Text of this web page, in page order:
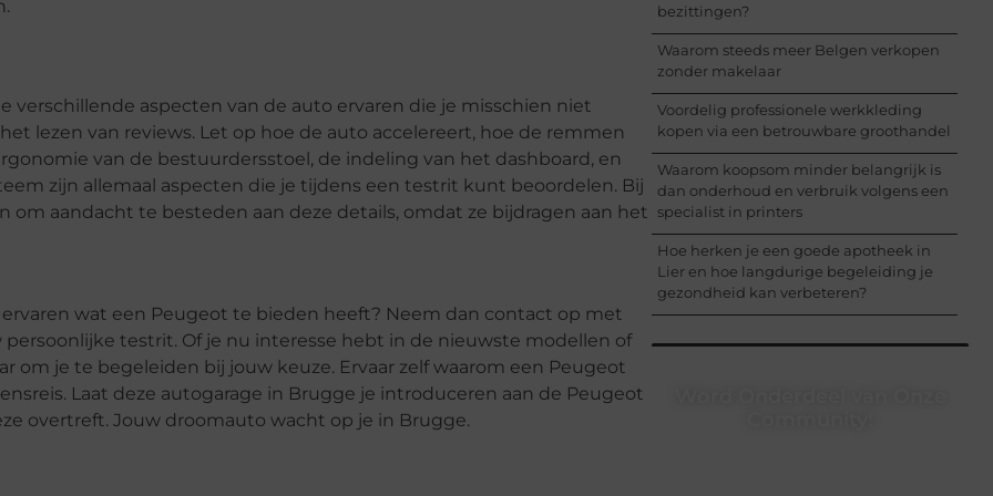
verschillende aspecten van de auto ervaren die je misschien niet
lezen van reviews. Let op hoe de auto accelereert, hoe de remmen
van de bestuurdersstoel, de indeling van het dashboard, en
zijn allemaal aspecten die je tijdens een testrit kunt beoordelen. Bij
om aandacht te besteden aan deze details, omdat ze bijdragen aan het
wat een Peugeot te bieden heeft? Neem dan contact op met
testrit. Of je nu interesse hebt in de nieuwste modellen of
om je te begeleiden bij jouw keuze. Ervaar zelf waarom een Peugeot
Laat deze autogarage in Brugge je introduceren aan de Peugeot
overtreft. Jouw droomauto wacht op je in Brugge.
bezittingen?
Waarom steeds meer Belgen verkopen
zonder makelaar
Voordelig professionele werkkleding
kopen via een betrouwbare groothandel
Waarom koopsom minder belangrijk is
dan onderhoud en verbruik volgens een
specialist in printers
Hoe herken je een goede apotheek in
Lier en hoe langdurige begeleiding je
gezondheid kan verbeteren?